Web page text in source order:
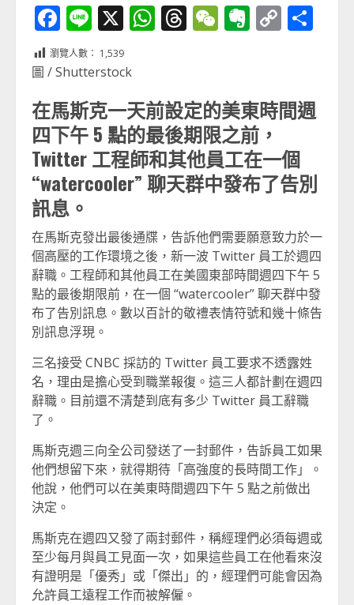
Facebook
Line
X WhatsApp
Threads
WeChat
Evernote
Copy
瀏覽人數： 1,539
圖 / Shutterstock
在馬斯克一天前設定的美東時間週
四下午 5 點的最後期限之前，
Twitter 工程師和其他員工在一個
“watercooler” 聊天群中發布了告別
訊息。
在馬斯克發出最後通牒，告訴他們需要願意致力於一
個高壓的工作環境之後，新一波 Twitter 員工於週四
辭職。工程師和其他員工在美國東部時間週四下午 5
點的最後期限前，在一個 “watercooler” 聊天群中發
布了告別訊息。數以百計的敬禮表情符號和幾十條告
別訊息浮現。
三名接受 CNBC 採訪的 Twitter 員工要求不透露姓
名，理由是擔心受到職業報復。這三人都計劃在週四
辭職。目前還不清楚到底有多少 Twitter 員工辭職
了。
馬斯克週三向全公司發送了一封郵件，告訴員工如果
他們想留下來，就得期待「高強度的長時間工作」。
他說，他們可以在美東時間週四下午 5 點之前做出
決定。
馬斯克在週四又發了兩封郵件，稱經理們必須每週或
至少每月與員工見面一次，如果這些員工在他看來沒
有證明是「優秀」或「傑出」的，經理們可能會因為
允許員工遠程工作而被解僱。